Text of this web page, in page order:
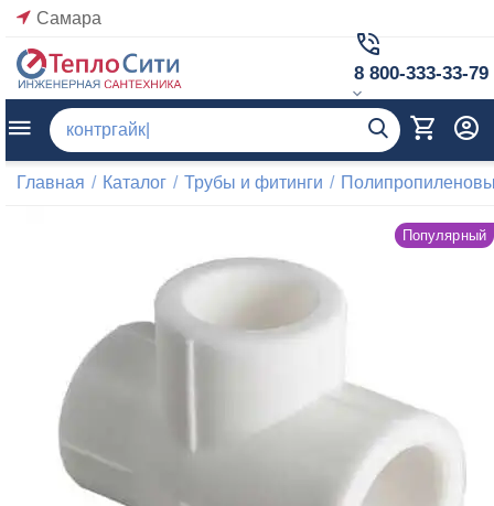
Самара
8 800-333-33-79
Главная / Каталог / Трубы и фитинги /
Популярный